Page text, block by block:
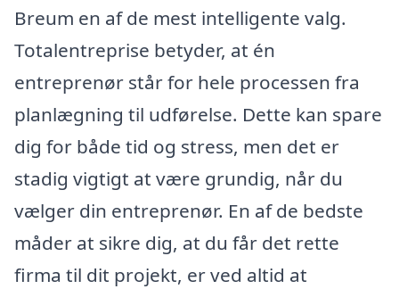
Breum en af de mest intelligente valg.
Totalentreprise betyder, at én
entreprenør står for hele processen fra
planlægning til udførelse. Dette kan spare
dig for både tid og stress, men det er
stadig vigtigt at være grundig, når du
vælger din entreprenør. En af de bedste
måder at sikre dig, at du får det rette
firma til dit projekt, er ved altid at